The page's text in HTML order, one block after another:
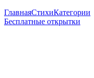
ГлавнаяСтихиКатегории
Бесплатные открытки